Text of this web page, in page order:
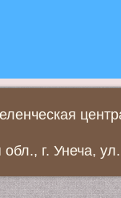
г. Унеча,